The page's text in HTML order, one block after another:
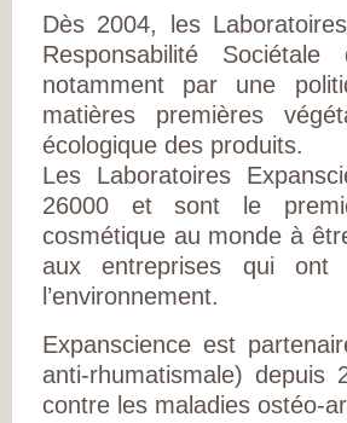
Dès 2004, les
Responsabilité
notamment par une
matières premières
écologique des produits.
Les Laboratoires
26000 et sont le
cosmétique au monde à
aux entreprises qui
l’environnement.
Expanscience est
anti-rhumatismale)
contre les maladies ostéo-